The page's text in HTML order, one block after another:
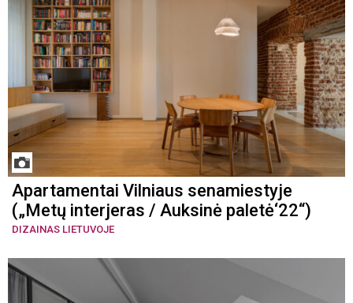
Apartamentai Vilniaus senamiestyje
(„Metų interjeras / Auksinė paletė‘22“)
DIZAINAS LIETUVOJE